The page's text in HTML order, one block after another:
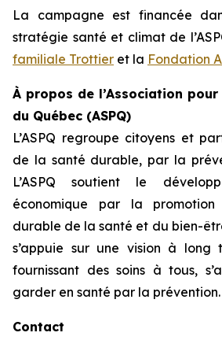
La campagne est financée
stratégie santé et climat de
familiale Trottier et la Fondation
À propos de l’Association
du Québec (ASPQ)
L’ASPQ regroupe citoyens et
de la santé durable, par la
L’ASPQ soutient le
économique par la promotion
durable de la santé et du bien-
s’appuie sur une vision à long
fournissant des soins à tous,
garder en santé par la prévention.
Contact